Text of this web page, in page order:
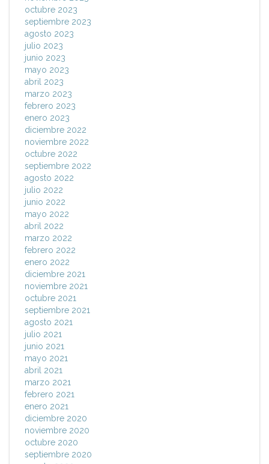
octubre 2023
septiembre 2023
agosto 2023
julio 2023
junio 2023
mayo 2023
abril 2023
marzo 2023
febrero 2023
enero 2023
diciembre 2022
noviembre 2022
octubre 2022
septiembre 2022
agosto 2022
julio 2022
junio 2022
mayo 2022
abril 2022
marzo 2022
febrero 2022
enero 2022
diciembre 2021
noviembre 2021
octubre 2021
septiembre 2021
agosto 2021
julio 2021
junio 2021
mayo 2021
abril 2021
marzo 2021
febrero 2021
enero 2021
diciembre 2020
noviembre 2020
octubre 2020
septiembre 2020